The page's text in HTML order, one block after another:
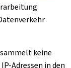
keine
Adressen in den